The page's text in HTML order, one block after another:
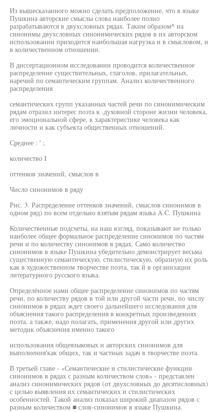
Из вышесказанного можно сделать предположение, что в языке
Пушкина авторские смыслы слова наиболее полно
разрабатываются в двухсловных рядах. Таким образом^ на
синонимы двухсловных синонимических рядов в их авторском
использовании приходится наибольшая нагрузка и в смысловом, и
в количественном отношении.
В диссертационном исследовании проводится количественное
распределение существительных, глаголов, прилагательных,
наречий по семантическим группам. Анализ количественного
распределения
семантических групп указанных частей речи по синонимическим
рядам отразил интерес поэта к .духовной стороне жизни человека,
его эмоциональной сфере, к характеристике человека как
личности и как субъекта общественных отношений.
Среднее : ' ;
количество I
оттенков значений, смыслов в
Число синонимов в ряду
Рис. 3. Распределение оттенков значений, смыслов синонимов в
одном ряд) по всем отдельно взятым рядам языка A.C. Пушкина
Количественные подсчеты, на наш взгляд, показывают не только
наиболее общее формальное распределение синонимов по частям
речи и по количеству синонимов в рядах. Само количество
синонимов в языке Пушкина убедительно демонстрирует весьма
существенную семантическую, стилистическую, образную их роль
как в художественном творчестве поэта, так й в организации
литературного русского языка.
Определённое нами общее распределение синонимов по частям
речи, по количеству рядов в той или другой части речи, по числу
синонимов в рядах ждет своего дальнейшего исследования для
объяснения такого распределения в конкретных произведениях
поэта, а также, надо полагать, применения другой или других
методик объяснения именно такого
использования общеязыковых и авторских синонимов для
выполнения'как общих, так и частных задач в творчестве поэта.
В третьей главе - «Семантические и стилистические функции
синонимов в рядах с разным количеством слов» - представлен
анализ синонимических рядов (от двухсловных до десятисловных)
с целью выявления их семантических и стилистических
особенностей. Такой анализ показал широкий диапазон рядов с
разным количеством ■ слов-синонимов в языке Пушкина.